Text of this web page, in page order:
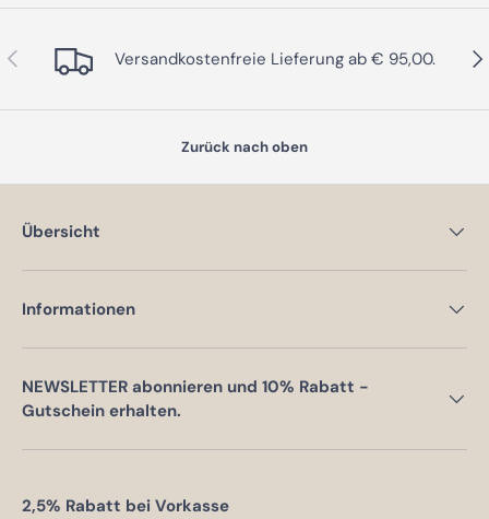
Vorherige Versandkostenfreie Lieferung ab € 95,00.
Zurück nach oben
Übersicht
Informationen
NEWSLETTER abonnieren und 10% Rabatt -
Gutschein erhalten.
2,5% Rabatt bei Vorkasse